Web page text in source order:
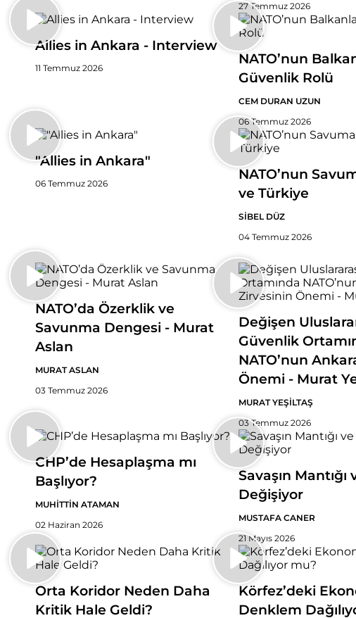
27 Temmuz 2026
Allies in Ankara - Interview
11 Temmuz 2026
NATO’nun
Güvenlik Rolü
CEM DURAN UZUN
06 Temmuz 2026
"Allies in Ankara"
06 Temmuz 2026
NATO’nun
ve Türkiye
SİBEL DÜZ
04 Temmuz 2026
NATO’da Özerklik ve
Savunma Dengesi - Murat
Aslan
MURAT ASLAN
03 Temmuz 2026
Değişen
Güvenlik
NATO’nun
Önemi - Murat
MURAT YEŞİLTAŞ
03 Temmuz 2026
CHP’de Hesaplaşma mı
Başlıyor?
MUHİTTİN ATAMAN
02 Haziran 2026
Savaşın Mantığı
Değişiyor
MUSTAFA CANER
21 Mayıs 2026
Orta Koridor Neden Daha
Kritik Hale Geldi?
Körfez’deki
Denklem